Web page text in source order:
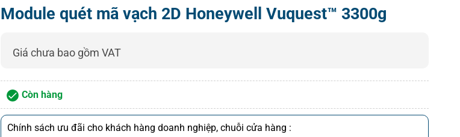
Module quét mã vạch 2D Honeywell Vuquest™ 3300g
Giá chưa bao gồm VAT
Còn hàng
Chính sách ưu đãi cho khách hàng doanh nghiệp, chuỗi cửa hàng :